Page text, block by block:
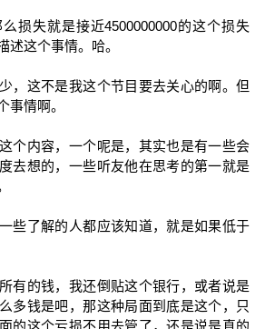
损失就是接近4500000000的这个损失
述这个事情。哈。
，这不是我这个节目要去关心的啊。但
事情啊。
个内容，一个呢是，其实也是有一些会
去想的，一些听友他在思考的第一就是
些了解的人都应该知道，就是如果低于
有的钱，我还倒贴这个银行，或者说是
多钱是吧，那这种局面到底是这个，只
的这个亏损不用去管了，还是说是真的